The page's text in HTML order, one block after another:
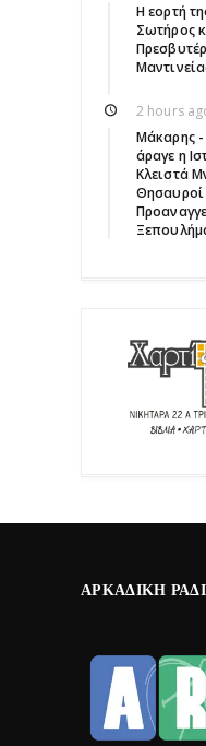
Η εορτή
Σωτήρος
2 hours
Μάκαρης -
άραγε η
Κλειστά
Θησαυροί
ΑΡΚΑΔΙΚΉ